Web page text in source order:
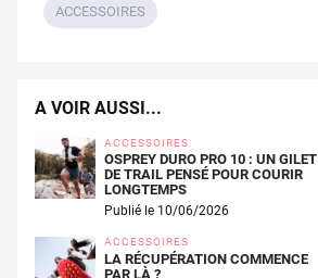
ACCESSOIRES
A VOIR AUSSI...
ACCESSOIRES
OSPREY DURO PRO 10 : UN GILET
DE TRAIL PENSÉ POUR COURIR
LONGTEMPS
Publié le 10/06/2026
ACCESSOIRES
LA RÉCUPÉRATION COMMENCE
PAR LÀ ?